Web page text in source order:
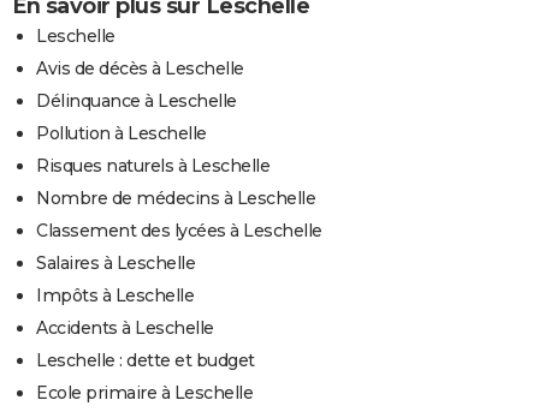
En savoir plus sur Leschelle
Leschelle
Avis de décès à Leschelle
Délinquance à Leschelle
Pollution à Leschelle
Risques naturels à Leschelle
Nombre de médecins à Leschelle
Classement des lycées à Leschelle
Salaires à Leschelle
Impôts à Leschelle
Accidents à Leschelle
Leschelle : dette et budget
Ecole primaire à Leschelle